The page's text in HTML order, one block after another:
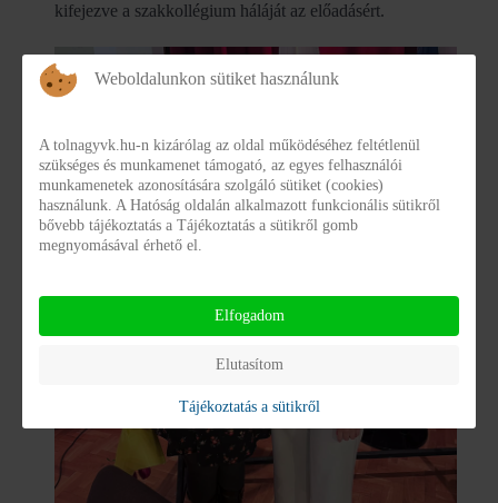
kifejezve a szakkollégium háláját az előadásért.
Weboldalunkon sütiket használunk
A tolnagyvk.hu-n kizárólag az oldal működéséhez feltétlenül
szükséges és munkamenet támogató, az egyes felhasználói
munkamenetek azonosítására szolgáló sütiket (cookies)
használunk. A Hatóság oldalán alkalmazott funkcionális sütikről
bővebb tájékoztatás a Tájékoztatás a sütikről gomb
megnyomásával érhető el.
Elfogadom
Elutasítom
Tájékoztatás a sütikről